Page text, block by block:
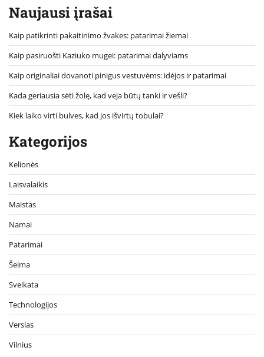
Naujausi įrašai
Kaip patikrinti pakaitinimo žvakes: patarimai žiemai
Kaip pasiruošti Kaziuko mugei: patarimai dalyviams
Kaip originaliai dovanoti pinigus vestuvėms: idėjos ir patarimai
Kada geriausia sėti žolę, kad veja būtų tanki ir vešli?
Kiek laiko virti bulves, kad jos išvirtų tobulai?
Kategorijos
Kelionės
Laisvalaikis
Maistas
Namai
Patarimai
Šeima
Sveikata
Technologijos
Verslas
Vilnius